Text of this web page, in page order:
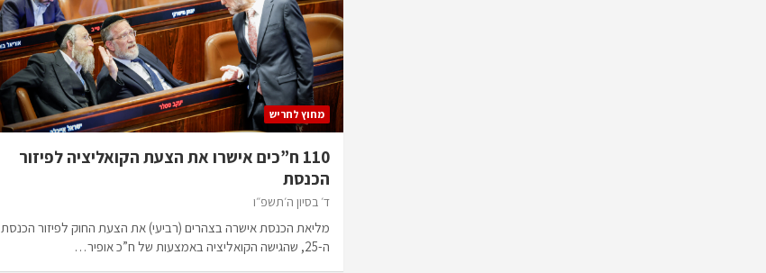
מחוץ לחריש
110 ח”כים אישרו את הצעת הקואליציה לפיזור
הכנסת
ד׳ בסיון ה׳תשפ״ו
מליאת הכנסת אישרה בצהרים (רביעי) את הצעת החוק לפיזור הכנסת
ה-25, שהגישה הקואליציה באמצעות של ח”כ אופיר…